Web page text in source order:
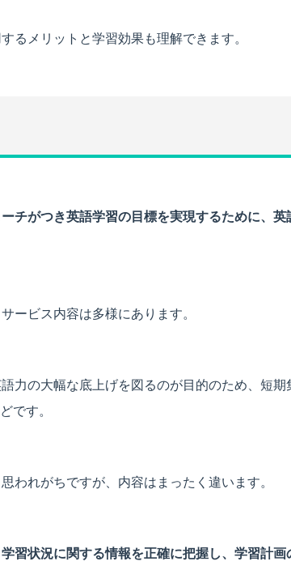
るメリットと学習効果も理解できます。
チがつき英語学習の目標を実現するために、
ービス内容は多様にあります。
力の大幅な底上げを図るのが目的のため、短
です。
われがちですが、内容はまったく違います。
習状況に関する情報を正確に把握し、学習計